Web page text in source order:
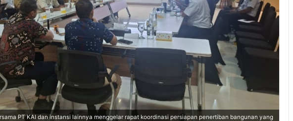
PT KAI dan instansi lainnya menggelar rapat koordinasi persiapan penertiban bangunan yang